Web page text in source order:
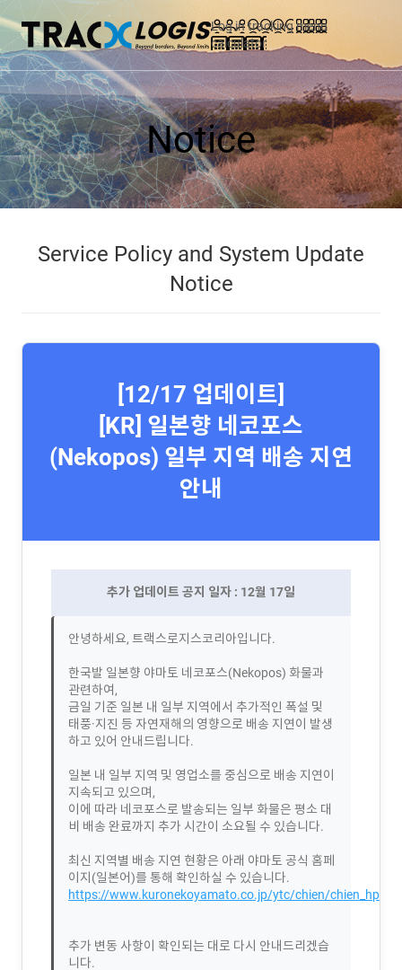
Log in tracking menu
calculator
Notice
Service Policy and System Update
Notice
[12/17 업데이트]
[KR] 일본향 네코포스
(Nekopos) 일부 지역 배송 지연
안내
추가 업데이트 공지 일자 : 12월 17일
안녕하세요, 트랙스로지스코리아입니다.
한국발 일본향 야마토 네코포스(Nekopos) 화물과
관련하여,
금일 기준 일본 내 일부 지역에서 추가적인 폭설 및
태풍·지진 등 자연재해의 영향으로 배송 지연이 발생
하고 있어 안내드립니다.
일본 내 일부 지역 및 영업소를 중심으로 배송 지연이
지속되고 있으며,
이에 따라 네코포스로 발송되는 일부 화물은 평소 대
비 배송 완료까지 추가 시간이 소요될 수 있습니다.
최신 지역별 배송 지연 현황은 아래 야마토 공식 홈페
이지(일본어)를 통해 확인하실 수 있습니다.
https://www.kuronekoyamato.co.jp/ytc/chien/
추가 변동 사항이 확인되는 대로 다시 안내드리겠습
니다.